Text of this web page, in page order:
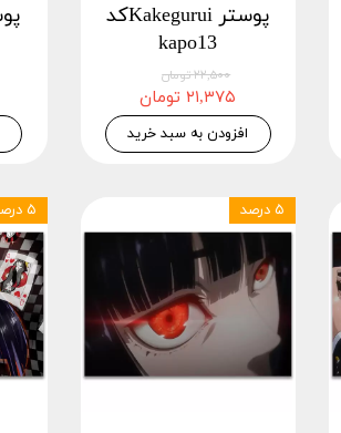
پوستر Kakeguruiکد
kapo13
۲۲,۵۰۰ تومان
۲۱,۳۷۵ تومان
افزودن به سبد خرید
۵ درصد ۵ درصد